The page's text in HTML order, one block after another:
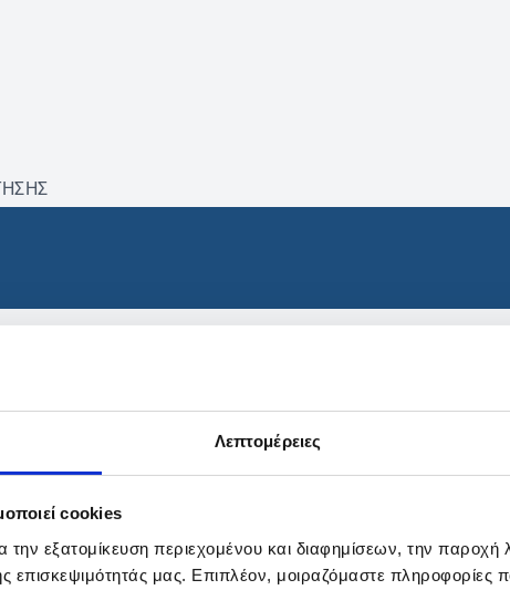
Λεπτομέρειες
cookies
την εξατομίκευση περιεχομένου και διαφημίσεων, την παροχή
επισκεψιμότητάς μας. Επιπλέον, μοιραζόμαστε
βρέθηκαν προϊόντα με